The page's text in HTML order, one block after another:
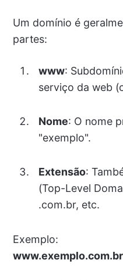
Um domínio é
partes:
www:
serviço da web
Nome: O nome
"exemplo".
Extensão:
(Top-Level
.com.br, etc.
Exemplo:
www.exemplo.com.br